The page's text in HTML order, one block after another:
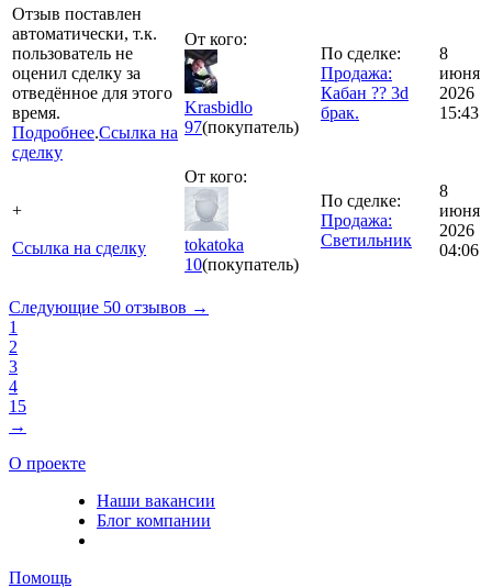
Отзыв поставлен
автоматически, т.к.
пользователь не
оценил сделку за
отведённое для этого
время.
Подробнее.Ссылка на
сделку
От кого:
Krasbidlo
97(покупатель)
По сделке:
Продажа:
Кабан ?? 3d
брак.
8
июня
2026
15:43
+
Ссылка на сделку
От кого:
tokatoka
10(покупатель)
По сделке:
Продажа:
Светильник
8
июня
2026
04:06
Следующие 50 отзывов →
1
2
3
4
15
→
О проекте
Наши вакансии
Блог компании
Помощь